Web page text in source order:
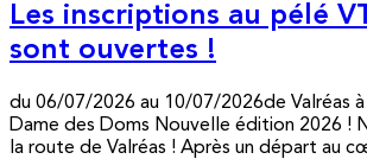
Les inscriptions au pélé
sont ouvertes !
du 06/07/2026 au 10/07/2026de Valréas
Dame des Doms Nouvelle édition 2026 !
la route de Valréas ! Après un départ au